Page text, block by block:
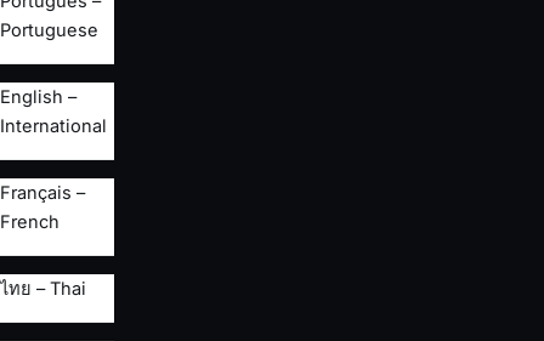
Portuguese
English –
International
Français –
French
ไทย – Thai